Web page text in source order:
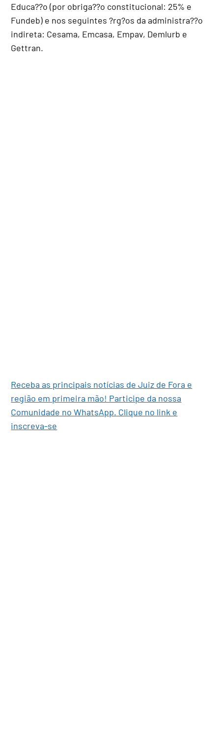
Educa??o (por obriga??o constitucional: 25% e
Fundeb) e nos seguintes ?rg?os da administra??o
indireta: Cesama, Emcasa, Empav, Demlurb e
Gettran.
Receba as principais notícias de Juiz de Fora e
região em primeira mão! Participe da nossa
Comunidade no WhatsApp. Clique no link e
inscreva-se